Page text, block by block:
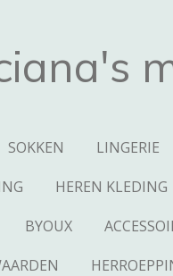
SOKKEN LINGERIE
HEREN KLEDING
BYOUX